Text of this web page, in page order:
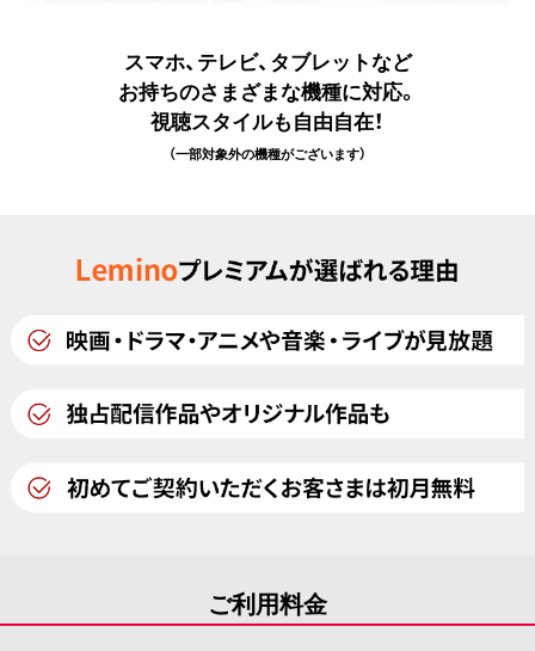
スマホ、テレビ、タブレットなど
お持ちのさまざまな機種に対応。
視聴スタイルも自由自在！
（一部対象外の機種がございます）
ご利用料金